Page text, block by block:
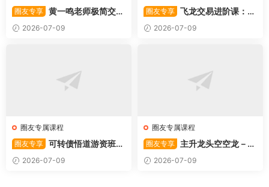
圈友专享 黄一鸣老师极简交易
系统2026-07-09
圈友专享 飞龙交易进阶课：共
振战法
2026-07-09
圈友专属课程
圈友专享 可转债悟道游资班出
奇系列悟道系列守正系列课程-
卓妍
2026-07-09
圈友专属课程
圈友专享
主升龙头空空龙－竞
价抢筹盘口的量化公式与十几
年的体系干货，全篇2026061
2026-07-09